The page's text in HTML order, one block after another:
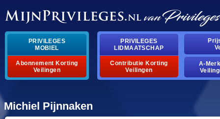
PRIVILEGES
MOBIEL
Abonnement Korting
Veilingen
PRIVILEGES
LIDMAATSCHAP
Contributie Korting
Veilingen
A-
Michiel Pijnnaken